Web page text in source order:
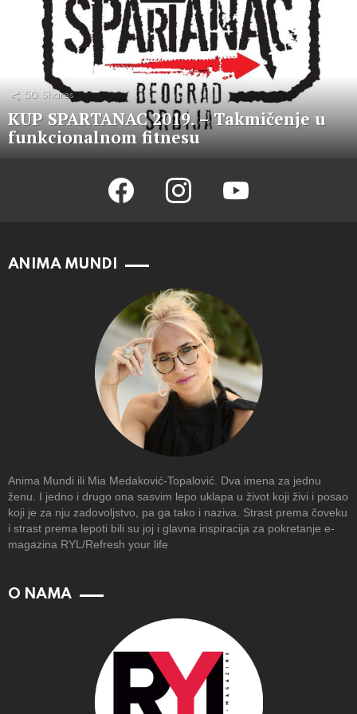
50 Shares
KUP SPARTANAC 2019. – Takmičenje u
funkcionalnom fitnesu
facebook instagram youtube
ANIMA MUNDI
Anima Mundi ili Mia Medaković-Topalović. Dva imena za jednu
ženu. I jedno i drugo ona sasvim lepo uklapa u život koji živi i posao
koji je za nju zadovoljstvo, pa ga tako i naziva. Strast prema čoveku
i strast prema lepoti bili su joj i glavna inspiracija za pokretanje e-
magazina RYL/Refresh your life
O NAMA